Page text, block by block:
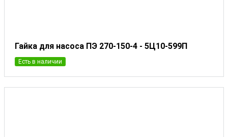
Гайка для насоса ПЭ 270-150-4 - 5Ц10-599П
Есть в наличии